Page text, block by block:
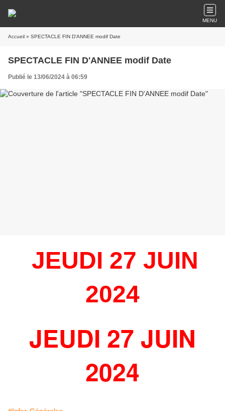
MENU
Accueil » SPECTACLE FIN D'ANNEE modif Date
SPECTACLE FIN D'ANNEE modif Date
Publié le 13/06/2024 à 06:59
JEUDI 27 JUIN
2024
JEUDI 27 JUIN
2024